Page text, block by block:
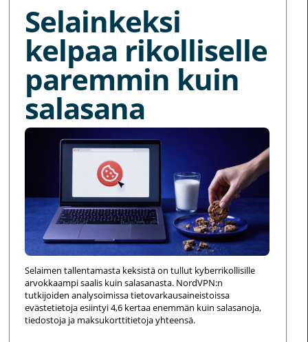
Selainkeksi
kelpaa rikolliselle
paremmin kuin
salasana
Selaimen tallentamasta keksistä on tullut kyberrikollisille
arvokkaampi saalis kuin salasanasta. NordVPN:n
tutkijoiden analysoimissa tietovarkausaineistoissa
evästetietoja esiintyi 4,6 kertaa enemmän kuin salasanoja,
tiedostoja ja maksukorttitietoja yhteensä.